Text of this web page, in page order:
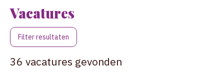
Vacatures
Filter resultaten
36 vacatures gevonden